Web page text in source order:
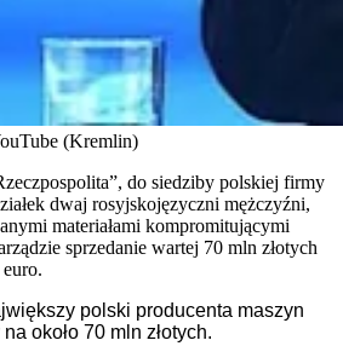
(Kremlin)
do siedziby polskiej firmy
dwaj rosyjskojęzyczni mężczyźni,
materiałami kompromitującymi
sprzedanie wartej 70 mln złotych
polski producenta maszyn
około 70 mln złotych.